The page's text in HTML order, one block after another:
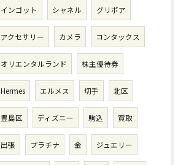
インゴット シャネル グリポア
アクセサリー カメラ コンタックス
オリエンタルランド 株主優待券
Hermes エルメス 切手 北区
豊島区 ディズニー 駒込 買取
出張 プラチナ 金 ジュエリー